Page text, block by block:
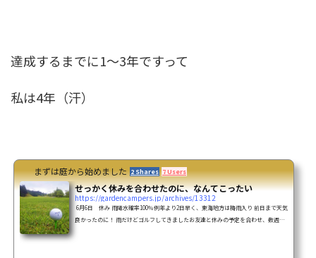
達成するまでに1～3年ですって
私は4年（汗）
まずは庭から始めました 2 Shares 7 Users
せっかく休みを合わせたのに、なんてこったい
https://gardencampers.jp/archives/13312
6月6日 休み 雨降水確率100％例年より2日早く、東海地方は梅雨入り 前日まで天気
良かったのに！ 雨だけどゴルフしてきましたお友達と休みの予定を合わせ、数週間